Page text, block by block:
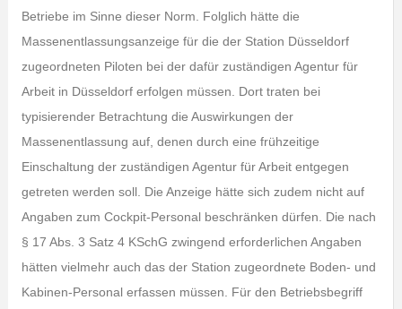
Betriebe im Sinne dieser Norm. Folglich hätte die
Massenentlassungsanzeige für die der Station Düsseldorf
zugeordneten Piloten bei der dafür zuständigen Agentur für
Arbeit in Düsseldorf erfolgen müssen. Dort traten bei
typisierender Betrachtung die Auswirkungen der
Massenentlassung auf, denen durch eine frühzeitige
Einschaltung der zuständigen Agentur für Arbeit entgegen
getreten werden soll. Die Anzeige hätte sich zudem nicht auf
Angaben zum Cockpit-Personal beschränken dürfen. Die nach
§ 17 Abs. 3 Satz 4 KSchG zwingend erforderlichen Angaben
hätten vielmehr auch das der Station zugeordnete Boden- und
Kabinen-Personal erfassen müssen. Für den Betriebsbegriff